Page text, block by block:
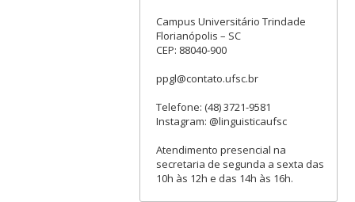
Campus Universitário Trindade
Florianópolis – SC
CEP: 88040-900
ppgl@contato.ufsc.br
Telefone: (48) 3721-9581
Instagram: @linguisticaufsc
Atendimento presencial na
secretaria de segunda a sexta das
10h às 12h e das 14h às 16h.